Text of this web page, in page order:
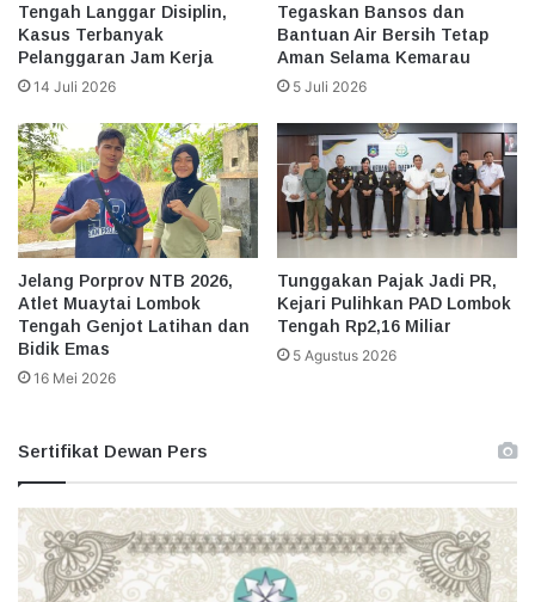
Tengah Langgar Disiplin,
Kasus Terbanyak
Pelanggaran Jam Kerja
14 Juli 2026
Tegaskan Bansos dan
Bantuan Air Bersih Tetap
Aman Selama Kemarau
5 Juli 2026
Jelang Porprov NTB 2026,
Atlet Muaytai Lombok
Tengah Genjot Latihan dan
Bidik Emas
16 Mei 2026
Tunggakan Pajak Jadi PR,
Kejari Pulihkan PAD Lombok
Tengah Rp2,16 Miliar
5 Agustus 2026
Sertifikat Dewan Pers